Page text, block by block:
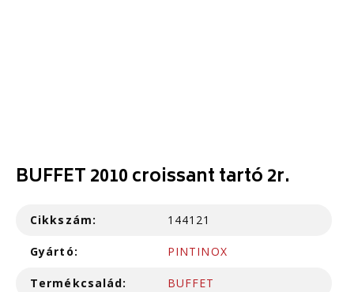
BUFFET 2010 croissant tartó 2r.
Cikkszám: 144121
Gyártó: PINTINOX
Termékcsalád: BUFFET